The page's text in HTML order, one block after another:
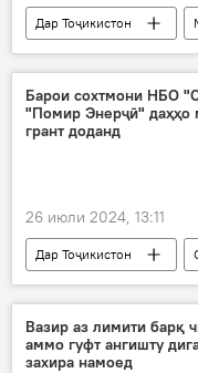
Дар Тоҷикистон
омӯзгор
мактаб
Барои сохтмони НБО
"Помир Энерҷӣ" даҳҳо
грант доданд
26 июли 2024, 13:11
Дар Тоҷикистон
НБО
Энергетика
Вазир аз лимити барқ
аммо гуфт ангишту
захира намоед